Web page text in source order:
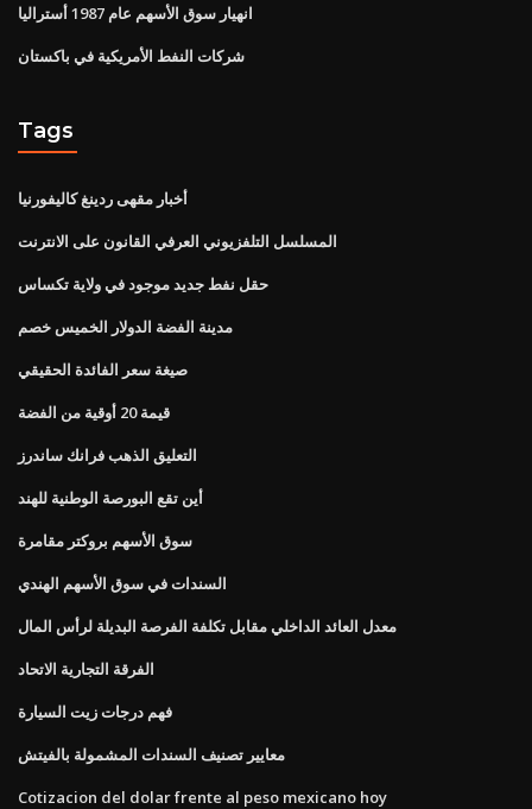
انهيار سوق الأسهم عام 1987 أستراليا
شركات النفط الأمريكية في باكستان
Tags
أخبار مقهى ردينغ كاليفورنيا
المسلسل التلفزيوني العرفي القانون على الانترنت
حقل نفط جديد موجود في ولاية تكساس
مدينة الفضة الدولار الخميس خصم
صيغة سعر الفائدة الحقيقي
قيمة 20 أوقية من الفضة
التعليق الذهب فرانك ساندرز
أين تقع البورصة الوطنية للهند
سوق الأسهم بروكتر مقامرة
السندات في سوق الأسهم الهندي
معدل العائد الداخلي مقابل تكلفة الفرصة البديلة لرأس المال
الفرقة التجارية الاتحاد
فهم درجات زيت السيارة
معايير تصنيف السندات المشمولة بالفيتش
Cotizacion del dolar frente al peso mexicano hoy